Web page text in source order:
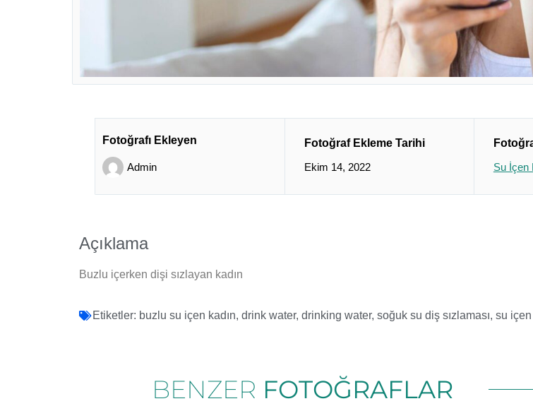
Fotoğrafı Ekleyen
Admin
Fotoğraf Ekleme Tarihi
Ekim 14, 2022
Su İçen
Açıklama
Buzlu içerken dişi sızlayan kadın
Etiketler: buzlu su içen kadın, drink water, drinking water, soğuk su diş sızlaması, su içen
BENZER FOTOĞRAFLAR